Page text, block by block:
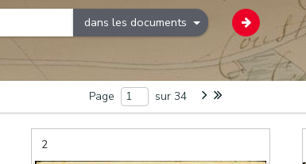
dans les documents
Page sur 34
2